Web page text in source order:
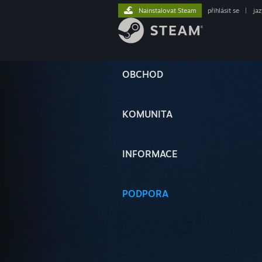
OBCHOD
KOMUNITA
INFORMACE
PODPORA
Nainstalovat Steam přihlásit se